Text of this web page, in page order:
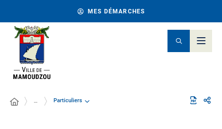
MES DÉMARCHES
… Particuliers